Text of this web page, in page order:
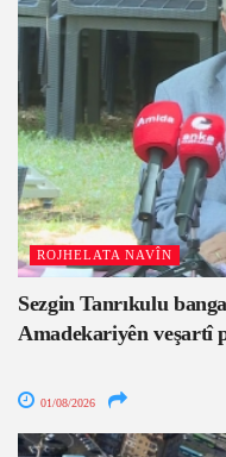
ROJHELATA NAVÎN
Sezgin Tanrıkulu
Amadekariyên veşartî
01/08/2026